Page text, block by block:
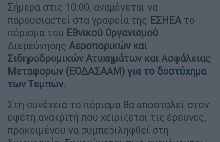
Σήμερα στις 10:00, αναμένεται να
παρουσιαστεί στα γραφεία της ΕΣΗΕΑ το
πόρισμα του Εθνικού Οργανισμού
Διερεύνησης Αεροπορικών και
Σιδηροδρομικών Ατυχημάτων και Ασφάλειας
Μεταφορών (ΕΟΔΑΣΑΑΜ) για το δυστύχημα
των Τεμπών.
Στη συνέχεια το πόρισμα θα αποσταλεί στον
εφέτη ανακριτή που χειρίζεται τις έρευνες,
προκειμένου να συμπεριληφθεί στη